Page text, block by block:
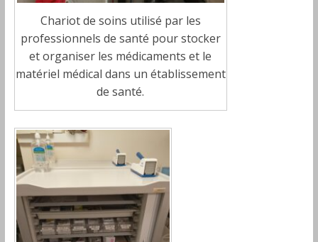
Chariot de soins utilisé par les
professionnels de santé pour stocker
et organiser les médicaments et le
matériel médical dans un établissement
de santé.